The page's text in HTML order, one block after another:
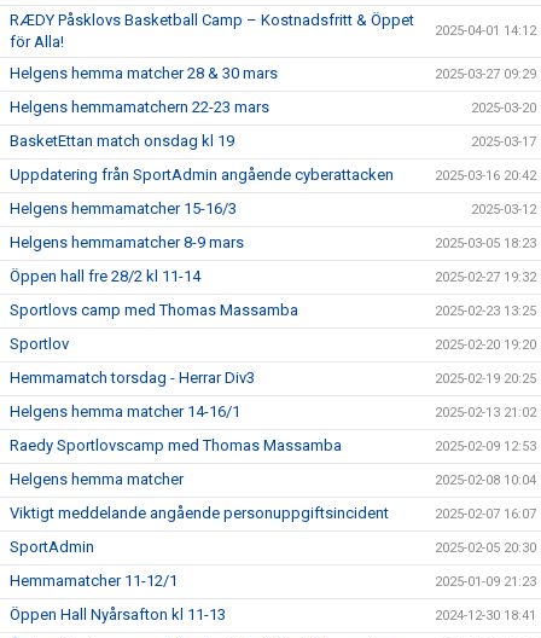
RÆDY Påsklovs Basketball Camp – Kostnadsfritt & Öppet
för Alla!
2025-04-01 14:12
Helgens hemma matcher 28 & 30 mars 2025-03-27 09:29
Helgens hemmamatchern 22-23 mars 2025-03-20
BasketEttan match onsdag kl 19 2025-03-17
Uppdatering från SportAdmin angående cyberattacken 2025-03-16 20:42
Helgens hemmamatcher 15-16/3 2025-03-12
Helgens hemmamatcher 8-9 mars 2025-03-05 18:23
Öppen hall fre 28/2 kl 11-14 2025-02-27 19:32
Sportlovs camp med Thomas Massamba 2025-02-23 13:25
Sportlov 2025-02-20 19:20
Hemmamatch torsdag - Herrar Div3 2025-02-19 20:25
Helgens hemma matcher 14-16/1 2025-02-13 21:02
Raedy Sportlovscamp med Thomas Massamba 2025-02-09 12:53
Helgens hemma matcher 2025-02-08 10:04
Viktigt meddelande angående personuppgiftsincident 2025-02-07 16:07
SportAdmin 2025-02-05 20:30
Hemmamatcher 11-12/1 2025-01-09 21:23
Öppen Hall Nyårsafton kl 11-13 2024-12-30 18:41